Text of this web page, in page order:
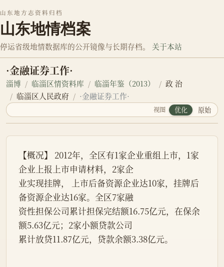
山东地方志资料归档
山东地情档案
停运省级地情数据库的公开镜像与长期存档。 关于本站
·金融证券工作·
淄博 临淄区情资料库 临淄年鉴（2013）
政 治
临淄区人民政府
·金融证券工作·
视图 优化 原始
【概况】 2012年，全区有1家企业重组上市，1家
企业上报上市申请材料，2家企
业实现挂牌， 上市后备资源企业达10家，挂牌后
备资源企业达16家。全区7家融
资性担保公司累计担保完结额16.75亿元，在保余
额5.63亿元；2家小额贷款公司
累计放贷11.87亿元，贷款余额3.38亿元。